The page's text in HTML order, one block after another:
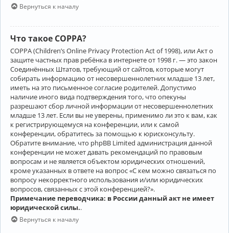
Вернуться к началу
Что такое COPPA?
COPPA (Children’s Online Privacy Protection Act of 1998), или Акт о
защите частных прав ребёнка в интернете от 1998 г. — это закон
Соединённых Штатов, требующий от сайтов, которые могут
собирать информацию от несовершеннолетних младше 13 лет,
иметь на это письменное согласие родителей. Допустимо
наличие иного вида подтверждения того, что опекуны
разрешают сбор личной информации от несовершеннолетних
младше 13 лет. Если вы не уверены, применимо ли это к вам, как
к регистрирующемуся на конференции, или к самой
конференции, обратитесь за помощью к юрисконсульту.
Обратите внимание, что phpBB Limited администрация данной
конференции не может давать рекомендаций по правовым
вопросам и не является объектом юридических отношений,
кроме указанных в ответе на вопрос «С кем можно связаться по
вопросу некорректного использования и/или юридических
вопросов, связанных с этой конференцией?».
Примечание переводчика: в России данный акт не имеет
юридической силы..
Вернуться к началу